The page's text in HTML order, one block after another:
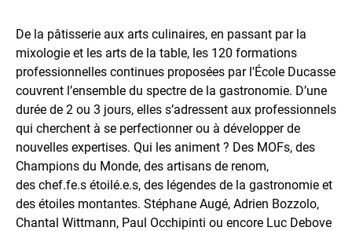
De la pâtisserie aux arts culinaires, en passant par la
mixologie et les arts de la table, les 120 formations
professionnelles continues proposées par l'École Ducasse
couvrent l’ensemble du spectre de la gastronomie. D’une
durée de 2 ou 3 jours, elles s’adressent aux professionnels
qui cherchent à se perfectionner ou à développer de
nouvelles expertises. Qui les animent ? Des MOFs, des
Champions du Monde, des artisans de renom,
des chef.fe.s étoilé.e.s, des légendes de la gastronomie et
des étoiles montantes. Stéphane Augé, Adrien Bozzolo,
Chantal Wittmann, Paul Occhipinti ou encore Luc Debove